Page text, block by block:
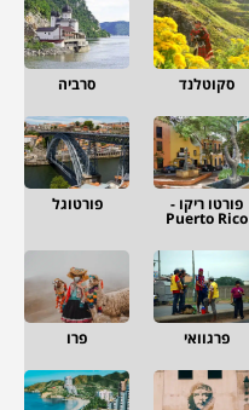
סקוטלנד סרביה
פורטו ריקו -
Puerto Rico
פורטוגל
פרגוואי פרו